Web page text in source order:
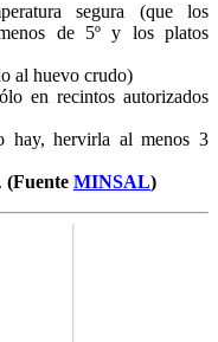
segura (que los
de 5º y los platos
al huevo crudo)
en recintos autorizados
hay, hervirla al menos 3
(Fuente MINSAL)